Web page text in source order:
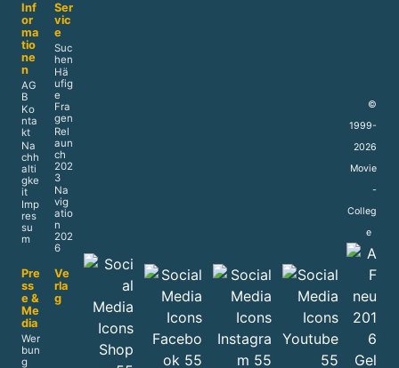
Inf
or
ma
tio
ne
n
AG
B
Ko
nta
kt
Na
chh
alti
gke
it
Imp
res
su
m
Ser
vic
e
Suc
hen
Hä
ufig
e
Fra
gen
Rel
aun
ch
202
3
Na
vig
atio
n
202
6
Pre
ss
e &
Me
dia
Wer
bun
g
Ve
rla
g
©
1999-
2026
Movie
-
Colleg
e